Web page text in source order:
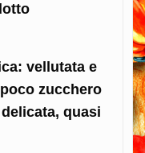
vellutata e
zucchero
quasi